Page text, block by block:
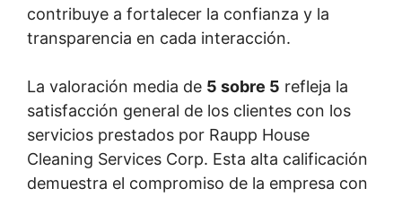
contribuye a fortalecer la confianza y la
transparencia en cada interacción.
La valoración media de 5 sobre 5 refleja la
satisfacción general de los clientes con los
servicios prestados por Raupp House
Cleaning Services Corp. Esta alta calificación
demuestra el compromiso de la empresa con